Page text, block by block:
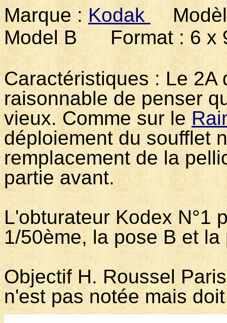
Marque : Kodak
Model B Format : 6 x
Caractéristiques : Le
raisonnable de penser
vieux. Comme sur le
déploiement du soufflet
remplacement de la
partie avant.
L'obturateur Kodex N°1
1/50ème, la pose B et la
Objectif H. Roussel
n'est pas notée mais